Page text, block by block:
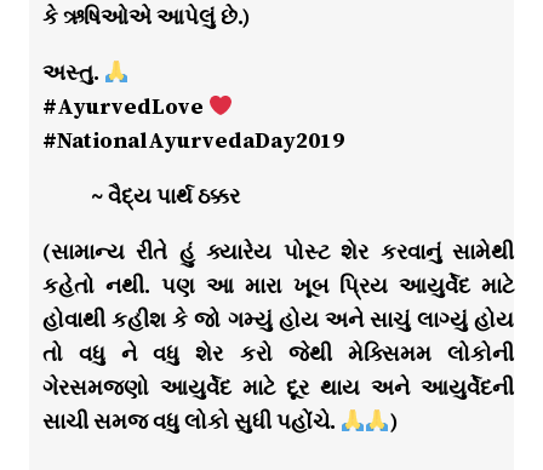
કે ઋષિઓએ આપેલું છે.)
અસ્તુ.
#AyurvedLove
#NationalAyurvedaDay2019
~ વૈદ્ય પાર્થ ઠક્કર
(સામાન્ય રીતે હું ક્યારેય પોસ્ટ શેર કરવાનું સામેથી
કહેતો નથી. પણ આ મારા ખૂબ પ્રિય આયુર્વેદ માટે
હોવાથી કહીશ કે જો ગમ્યું હોય અને સાચું લાગ્યું હોય
તો વધુ ને વધુ શેર કરો જેથી મેક્સિમમ લોકોની
ગેરસમજણો આયુર્વેદ માટે દૂર થાય અને આયુર્વેદની
સાચી સમજ વધુ લોકો સુધી પહોંચે.
)